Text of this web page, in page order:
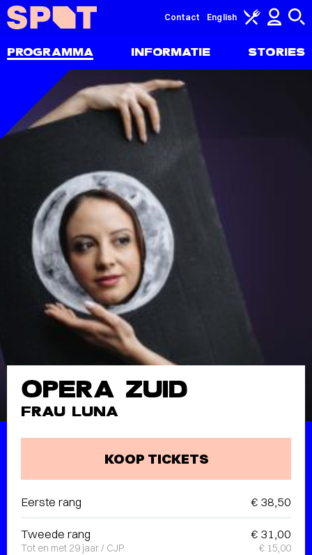
PROGRAMMA INFORMATIE STORIES
Contact English
OPERA ZUID
FRAU LUNA
KOOP TICKETS
Eerste rang € 38,50
Tweede rang € 31,00
Tot en met 29 jaar / CJP € 15,00